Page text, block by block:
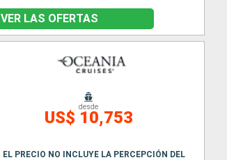
VER LAS OFERTAS
desde
US$ 10,753
EL PRECIO NO INCLUYE LA PERCEPCIÓN DEL